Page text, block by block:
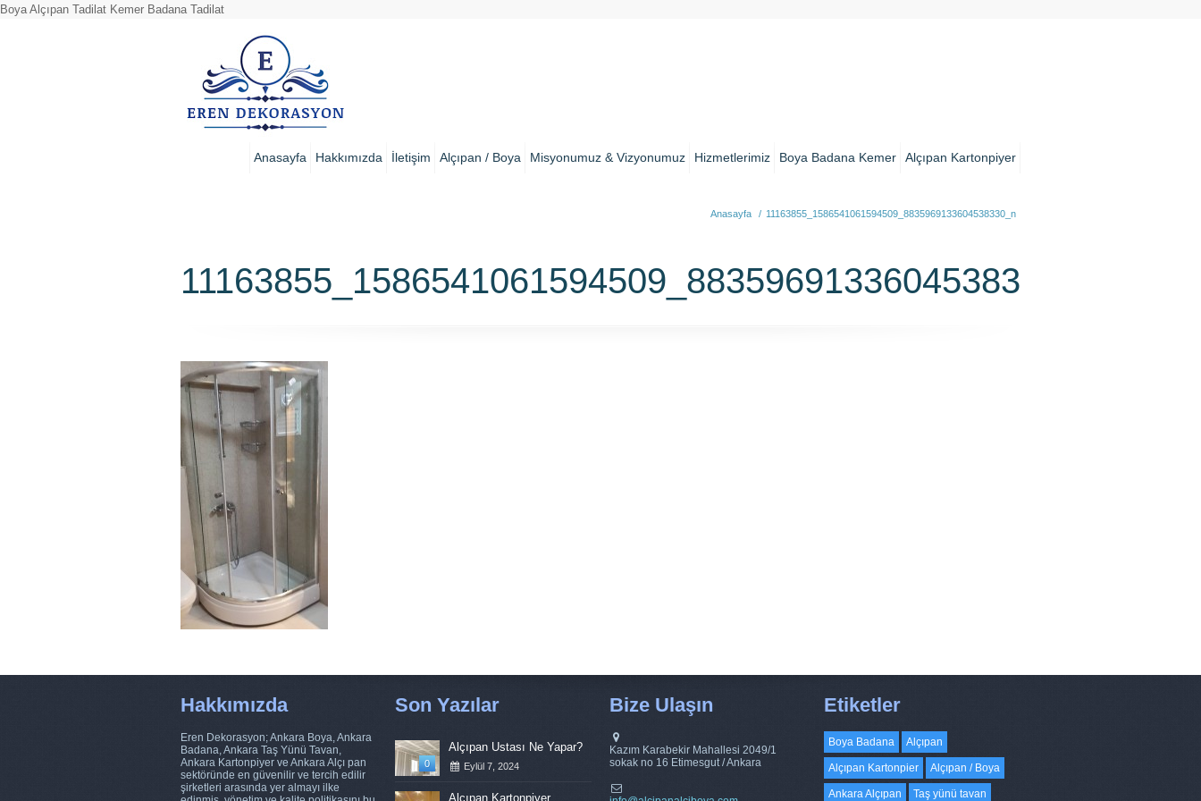
Boya Alçıpan Tadilat Kemer Badana Tadilat
Anasayfa Hakkımızda İletişim Alçıpan / Boya Misyonumuz & Vizyonumuz Hizmetlerimiz Boya Badana Kemer Alçıpan Kartonpiyer
11163855_1586541061594509_8835969133604538330_n
Anasayfa / 11163855_1586541061594509_8835969133604538330_n
Hakkımızda
Eren Dekorasyon; Ankara Boya, Ankara
Badana, Ankara Taş Yünü Tavan,
Ankara Kartonpiyer ve Ankara Alçı pan
sektöründe en güvenilir ve tercih edilir
şirketleri arasında yer almayı ilke
Son Yazılar
0
Alçıpan Ustası Ne Yapar?
Eylül 7, 2024
Alçıpan Kartonpiyer
Bize Ulaşın
Kazım Karabekir Mahallesi 2049/1
sokak no 16 Etimesgut / Ankara
Etiketler
Boya Badana Alçıpan
Alçıpan Kartonpier Alçıpan / Boya
Ankara Alçıpan Taş yünü tavan